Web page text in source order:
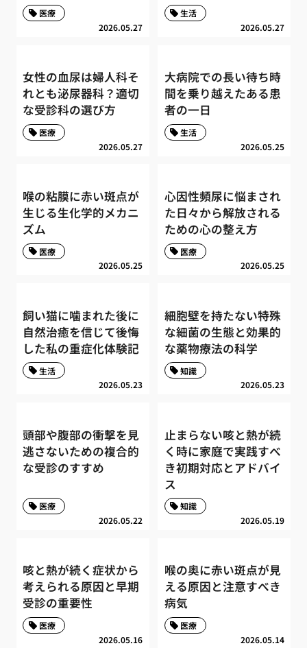
2026.05.27
医療
2026.05.27
生活
女性の血尿は婦人科そ
れとも泌尿器科？適切
な受診科の選び方
2026.05.27
医療
大病院での長い待ち時
間を乗り越えたある患
者の一日
2026.05.25
生活
喉の粘膜に赤い斑点が
生じる生化学的メカニ
ズム
2026.05.25
医療
心因性頻尿に悩まされ
た日々から解放される
ための心の整え方
2026.05.25
医療
飼い猫に噛まれた後に
自然治癒を信じて後悔
した私の重症化体験記
2026.05.23
生活
細胞壁を持たない特殊
な細菌の生態と効果的
な薬物療法の科学
2026.05.23
知識
頭部や腹部の衝撃を見
逃さないための複合的
な受診のすすめ
2026.05.22
医療
止まらない咳と熱が続
く時に家庭で実践すべ
き初期対応とアドバイ
ス
2026.05.19
知識
咳と熱が続く症状から
考えられる原因と早期
受診の重要性
2026.05.16
医療
喉の奥に赤い斑点が見
える原因と注意すべき
病気
2026.05.14
医療